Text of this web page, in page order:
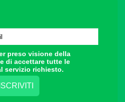
preso visione della
e di accettare tutte le
servizio richiesto.